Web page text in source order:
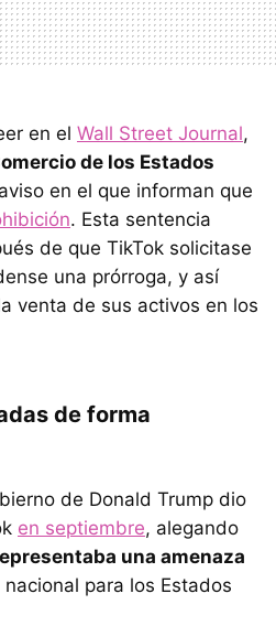
en el Wall Street Journal,
de los Estados
en el que informan que
. Esta sentencia
de que TikTok solicitase
una prórroga, y así
venta de sus activos en los
de forma
de Donald Trump dio
en septiembre, alegando
una amenaza
para los Estados